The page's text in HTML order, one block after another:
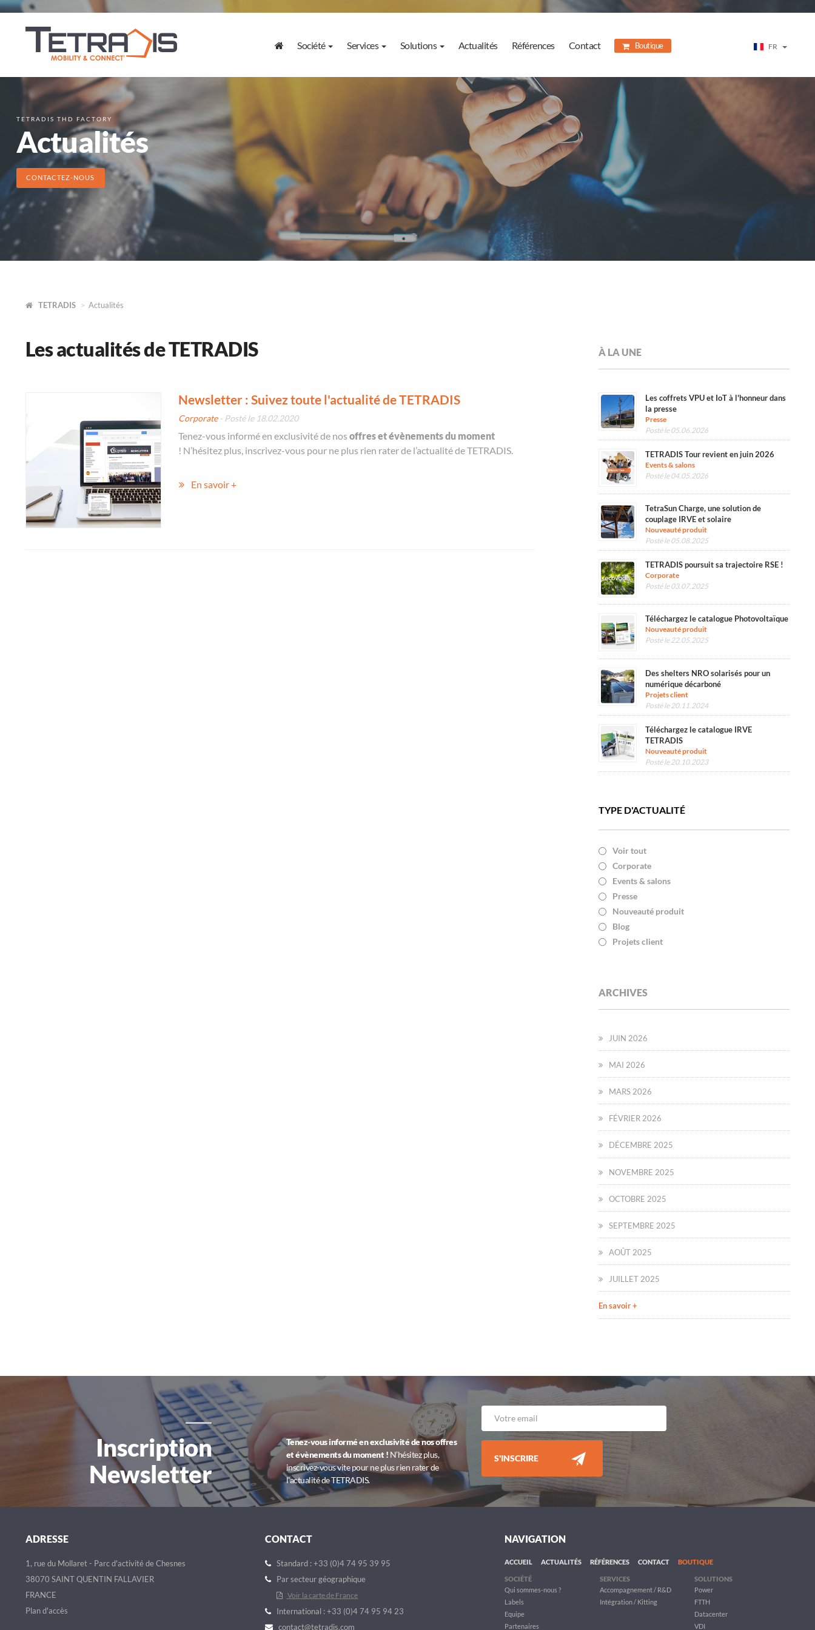
Société Services Solutions Actualités Références Contact Boutique FR
TETRADIS THD FACTORY
Actualités
CONTACTEZ-NOUS
TETRADIS Actualités
Les actualités de TETRADIS
Newsletter : Suivez toute l'actualité de TETRADIS
Corporate- Posté le 18.02.2020
Tenez-vous informé en exclusivité de nos offres et évènements du moment
! N’hésitez plus, inscrivez-vous pour ne plus rien rater de l’actualité de TETRADIS.
En savoir +
À LA UNE
Les coffrets VPU et IoT à l'honneur dans
la presse
Presse
Posté le 05.06.2026
TETRADIS Tour revient en juin 2026
Events & salons
Posté le 04.05.2026
TetraSun Charge, une solution de
couplage IRVE et solaire
Nouveauté produit
Posté le 05.08.2025
TETRADIS poursuit sa trajectoire RSE !
Corporate
Posté le 03.07.2025
Téléchargez le catalogue Photovoltaïque
Nouveauté produit
Posté le 22.05.2025
Des shelters NRO solarisés pour un
numérique décarboné
Projets client
Posté le 20.11.2024
Téléchargez le catalogue IRVE
TETRADIS
Nouveauté produit
Posté le 20.10.2023
TYPE D'ACTUALITÉ
Voir tout
Corporate
Events & salons
Presse
Nouveauté produit
Blog
Projets client
ARCHIVES
JUIN 2026
MAI 2026
MARS 2026
FÉVRIER 2026
DÉCEMBRE 2025
NOVEMBRE 2025
OCTOBRE 2025
SEPTEMBRE 2025
AOÛT 2025
JUILLET 2025
En savoir +
Inscription
Newsletter
Tenez-vous informé en exclusivité de nos offres
et évènements du moment ! N’hésitez plus,
inscrivez-vous vite pour ne plus rien rater de
l’actualité de TETRADIS.
S'INSCRIRE
ADRESSE
1, rue du Mollaret - Parc d'activité de Chesnes
38070 SAINT QUENTIN FALLAVIER
FRANCE
Plan d'accès
CONTACT
Standard : +33 (0)4 74 95 39 95
Par secteur géographique
Voir la carte de France
International : +33 (0)4 74 95 94 23
contact@tetradis.com
NAVIGATION
ACCUEIL ACTUALITÉS RÉFÉRENCES CONTACT BOUTIQUE
SOCIÉTÉ
Qui sommes-nous ?
Labels
Equipe
Partenaires
SERVICES
Accompagnement / R&D
Intégration / Kitting
SOLUTIONS
Power
FTTH
Datacenter
VDI